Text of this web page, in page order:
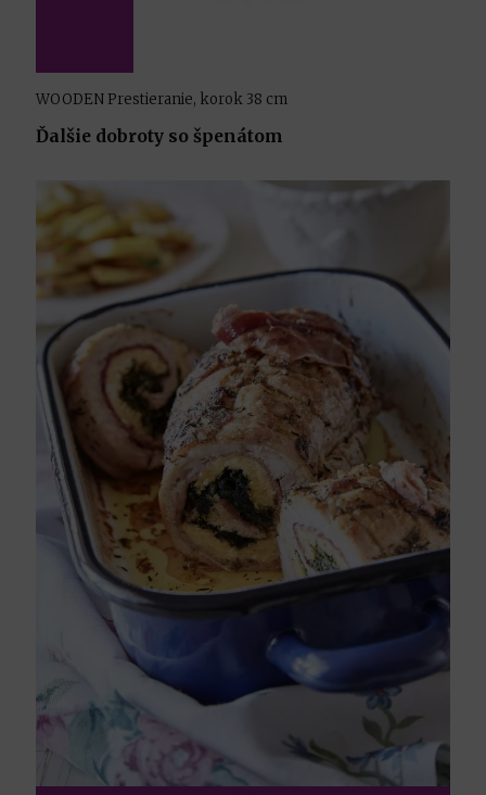
WOODEN Prestieranie, korok 38 cm
Ďalšie dobroty so špenátom